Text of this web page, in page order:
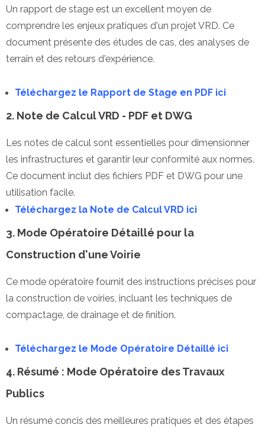
Un rapport de stage est un excellent moyen de
comprendre les enjeux pratiques d'un projet VRD. Ce
document présente des études de cas, des analyses de
terrain et des retours d'expérience.
Téléchargez le Rapport de Stage en PDF ici
2. Note de Calcul VRD - PDF et DWG
Les notes de calcul sont essentielles pour dimensionner
les infrastructures et garantir leur conformité aux normes.
Ce document inclut des fichiers PDF et DWG pour une
utilisation facile.
Téléchargez la Note de Calcul VRD ici
3. Mode Opératoire Détaillé pour la
Construction d'une Voirie
Ce mode opératoire fournit des instructions précises pour
la construction de voiries, incluant les techniques de
compactage, de drainage et de finition.
Téléchargez le Mode Opératoire Détaillé ici
4. Résumé : Mode Opératoire des Travaux
Publics
Un résumé concis des meilleures pratiques et des étapes